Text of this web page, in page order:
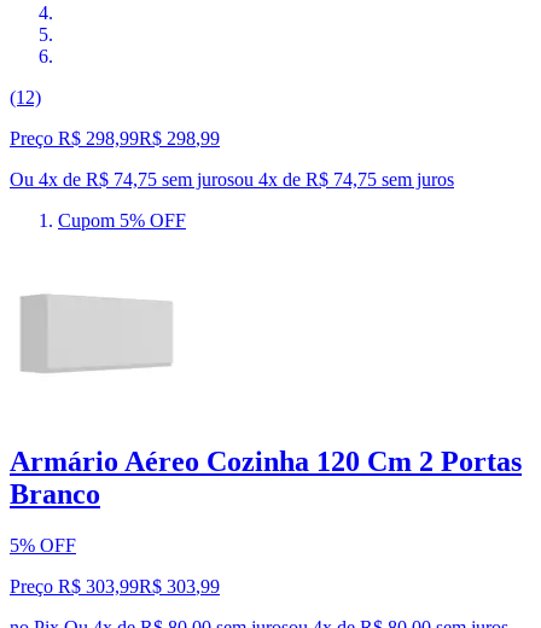
(12)
Preço R$ 298,99R$ 298,99
Ou 4x de R$ 74,75 sem jurosou 4x de R$ 74,75 sem juros
Cupom 5% OFF
Armário Aéreo Cozinha 120 Cm 2 Portas
Branco
5% OFF
Preço R$ 303,99R$ 303,99